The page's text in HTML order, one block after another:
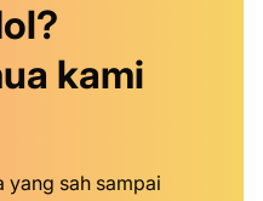
kami
yang sah sampai